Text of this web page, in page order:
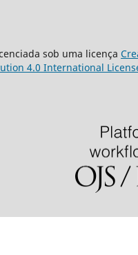
sob uma licença
4.0 International